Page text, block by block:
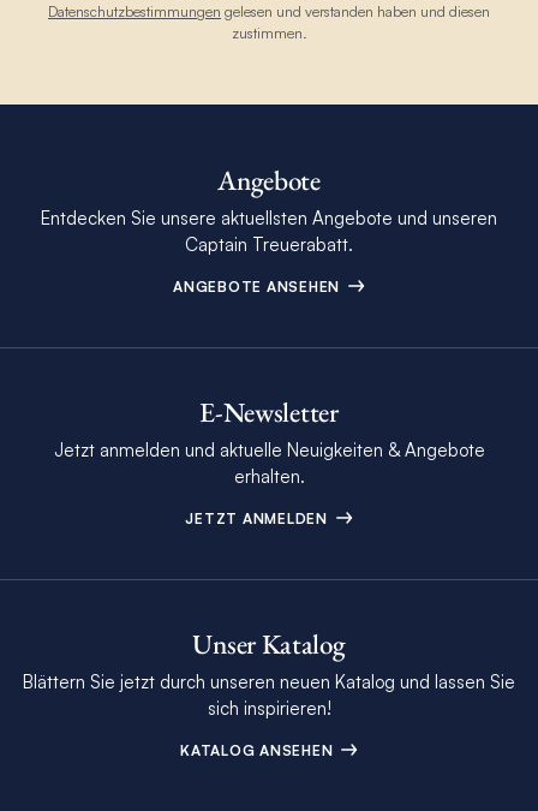
Datenschutzbestimmungen gelesen und verstanden haben und diesen
zustimmen.
Angebote
Entdecken Sie unsere aktuellsten Angebote und unseren
Captain Treuerabatt.
ANGEBOTE ANSEHEN
E-Newsletter
Jetzt anmelden und aktuelle Neuigkeiten & Angebote
erhalten.
JETZT ANMELDEN
Unser Katalog
Blättern Sie jetzt durch unseren neuen Katalog und lassen Sie
sich inspirieren!
KATALOG ANSEHEN